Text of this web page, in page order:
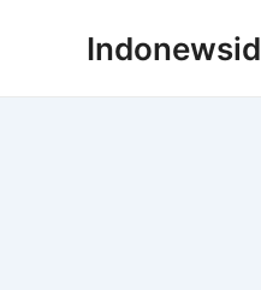
Indonewsid